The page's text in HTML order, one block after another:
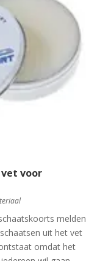
voor
melden
uit het vet
omdat het